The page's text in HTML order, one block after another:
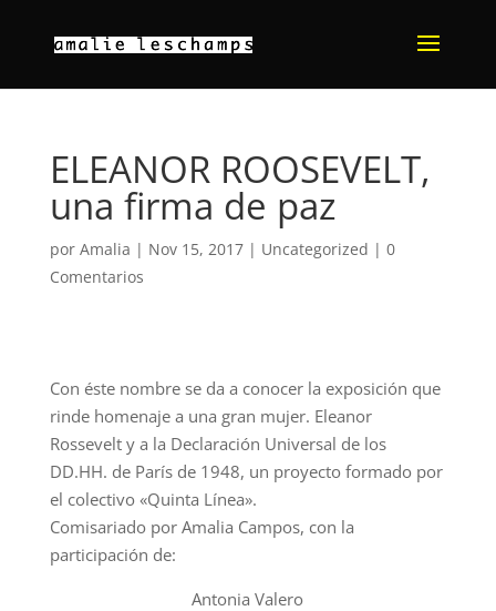
ELEANOR ROOSEVELT,
una firma de paz
por Amalia | Nov 15, 2017| Uncategorized | 0
Comentarios
Con éste nombre se da a conocer la exposición que
rinde homenaje a una gran mujer. Eleanor
Rossevelt y a la Declaración Universal de los
DD.HH. de París de 1948, un proyecto formado por
el colectivo «Quinta Línea».
Comisariado por Amalia Campos, con la
participación de:
Antonia Valero